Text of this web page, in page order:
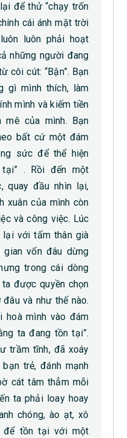
để thử “chạy trốn
cái ánh mặt trời
luôn phải hoạt
những người đang
côi cút: “Bận”. Bạn
gì mình thích, làm
mình và kiếm tiền
mê của mình. Bạn
bất cứ một đám
sức để thể hiện
tại” . Rồi đến một
quay đầu nhìn lại,
xuân của mình còn
và công việc. Lúc
với tấm thân già
gian vốn đâu dừng
trong cái dòng
được quyền chọn
và như thế nào.
hoà mình vào đám
ta đang tồn tại”.
trầm tĩnh, đã xoáy
trẻ, đánh mạnh
cát tâm thẳm mỗi
ta phải loay hoay
chóng, ào ạt, xô
để tồn tại với một